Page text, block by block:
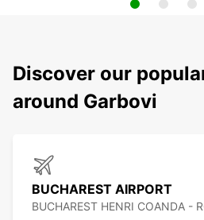
Discover our
around Garbovi
BUCHAREST AIRPORT
BUCHAREST HENRI COANDA -